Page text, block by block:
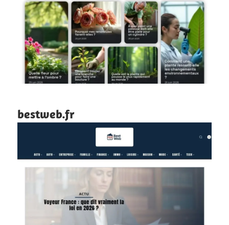
bestweb.fr